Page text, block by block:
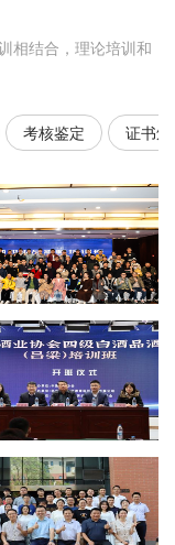
相结合，理论培训和
考核鉴定 证书颁